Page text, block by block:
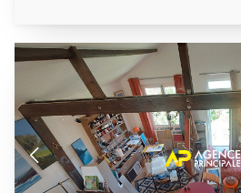
volumes au sein d'une agréable
humaine. La visite débute par une entrée, une
cuisine, un Wc indépendant,
avec accès sur le balcon ainsi
séjour de quasi 26m2, très
direct sur un beau balcon vous
belle vue sur la tour Eiffel. A l'étage : un palier
desservant deux autres chambres,